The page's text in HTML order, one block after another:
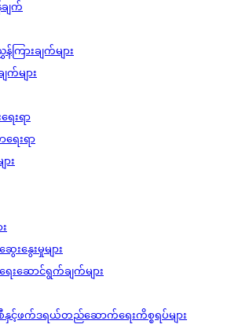
ျက်
ကြားချက်များ
က်များ
ေးရာ
ေးရာ
း
းနွေးမှုများ
းရေးဆောင်ရွက်ချက်များ
နှင့်ဖက်ဒရယ်တည်ဆောက်‌ရေးကိစ္စရပ်များ